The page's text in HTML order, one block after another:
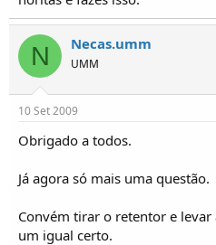
N Necas.umm
UMM
10 Set 2009
Obrigado a todos.
Já agora só mais uma questão.
Convém tirar o retentor e
um igual certo.